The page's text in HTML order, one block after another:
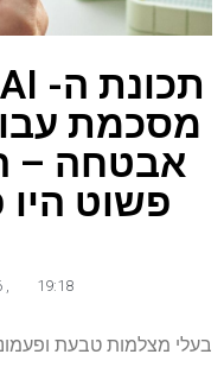
מסכמת
אבטחה –
פשוט
19:18 26 יוני 2025
בעלי מצלמות טבעת